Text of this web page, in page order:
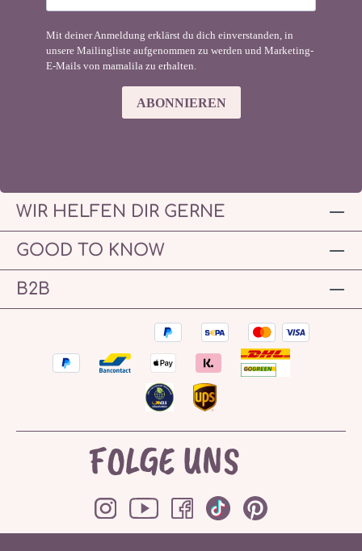
Mit deiner Anmeldung erklärst du dich einverstanden, in
unsere Mailingliste aufgenommen zu werden und Marketing-
E-Mails von mamalila zu erhalten.
ABONNIEREN
WIR HELFEN DIR GERNE
GOOD TO KNOW
B2B
FOLGE UNS